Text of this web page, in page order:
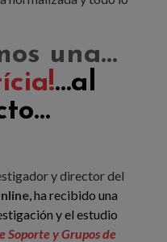
una…
…al
y director del
, ha recibido una
y el estudio
Soporte y Grupos de